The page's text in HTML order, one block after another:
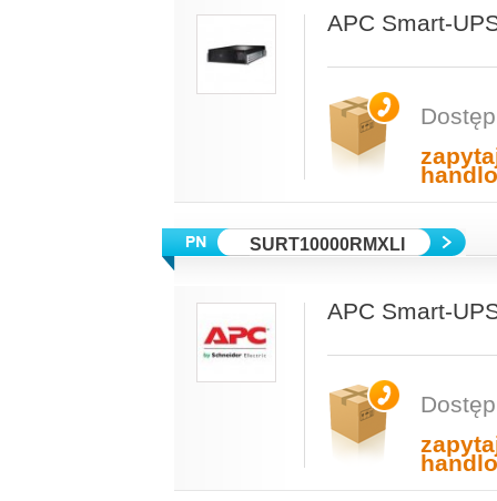
APC Smart-
SURT10000RMXLI
APC Smart-